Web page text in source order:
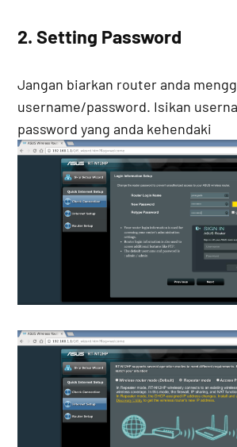
2. Setting Password
Jangan biarkan router anda
username/password. Isikan
password yang anda kehendaki